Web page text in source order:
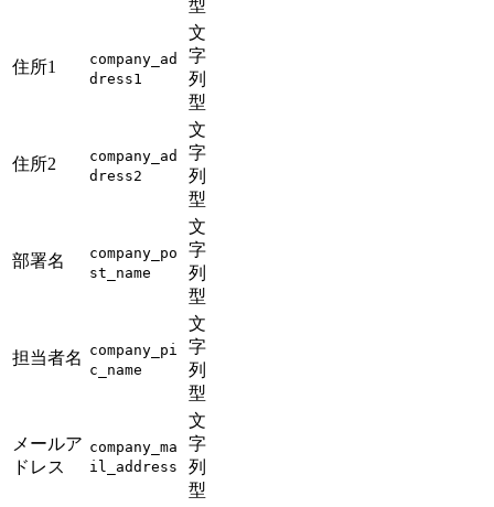
型
住所1
company_ad
dress1
文
字
列
型
住所2
company_ad
dress2
文
字
列
型
部署名
company_po
st_name
文
字
列
型
担当者名 company_pi
c_name
文
字
列
型
メールア
ドレス
company_ma
il_address
文
字
列
型